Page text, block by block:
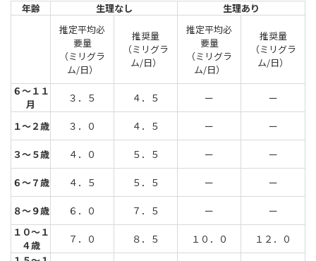
年齢 生理なし
生理あり
推定平均必
要量
（ミリグラ
ム/日）
推奨量
（ミリグラ
ム/日）
推定平均必
要量
（ミリグラ
ム/日）
推奨量
（ミリグラ
ム/日）
６～１１
月
３．５ ４．５ ー ー
１～２歳 ３．０ ４．５ ー ー
３～５歳 ４．０ ５．５ ー ー
６～７歳 ４．５ ５．５ ー ー
８～９歳 ６．０ ７．５ ー
ー
１０～１
４歳
７．０ ８．５ １０．０
１２．０